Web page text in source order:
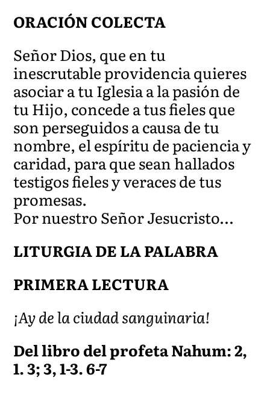
ORACIÓN COLECTA
Señor Dios, que en tu
inescrutable providencia quieres
asociar a tu Iglesia a la pasión de
tu Hijo, concede a tus fieles que
son perseguidos a causa de tu
nombre, el espíritu de paciencia y
caridad, para que sean hallados
testigos fieles y veraces de tus
promesas.
Por nuestro Señor Jesucristo…
LITURGIA DE LA PALABRA
PRIMERA LECTURA
¡Ay de la ciudad sanguinaria!
Del libro del profeta Nahum: 2,
1. 3; 3, 1-3. 6-7